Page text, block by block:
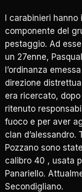
I carabinieri
componente del
pestaggio. Ad
un 27enne,
l’ordinanza
direzione
era ricercato,
ritenuto
fuoco e per aver
clan d’alessandro.
Pozzano sono
calibro 40 , usata
Panariello.
Secondigliano.